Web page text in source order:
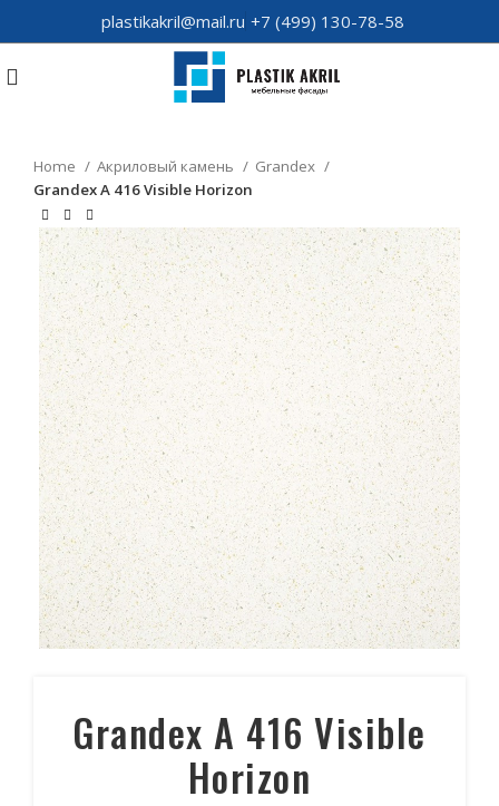
plastikakril@mail.ru +7 (499) 130-78-58
Home Акриловый камень
Grandex
Grandex A 416 Visible Horizon
Grandex A 416 Visible
Horizon